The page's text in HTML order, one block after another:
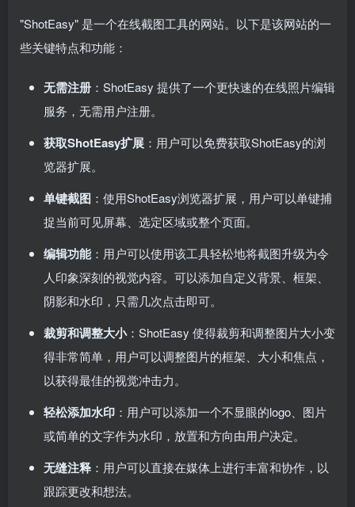
"ShotEasy" 是一个在线截图工具的网站。以下是该网站的一
些关键特点和功能：
无需注册 ：ShotEasy 提供了一个更快速的在线照片编辑
服务，无需用户注册。
获取ShotEasy扩展 ：用户可以免费获取ShotEasy的浏
览器扩展。
单键截图 ：使用ShotEasy浏览器扩展，用户可以单键捕
捉当前可见屏幕、选定区域或整个页面。
编辑功能：用户可以使用该工具轻松地将截图升级为令
人印象深刻的视觉内容。可以添加自定义背景、框架、
阴影和水印，只需几次点击即可。
裁剪和调整大小：ShotEasy 使得裁剪和调整图片大小变
得非常简单，用户可以调整图片的框架、大小和焦点，
以获得最佳的视觉冲击力。
轻松添加水印 ：用户可以添加一个不显眼的logo、图片
或简单的文字作为水印，放置和方向由用户决定。
无缝注释 ：用户可以直接在媒体上进行丰富和协作，以
跟踪更改和想法。